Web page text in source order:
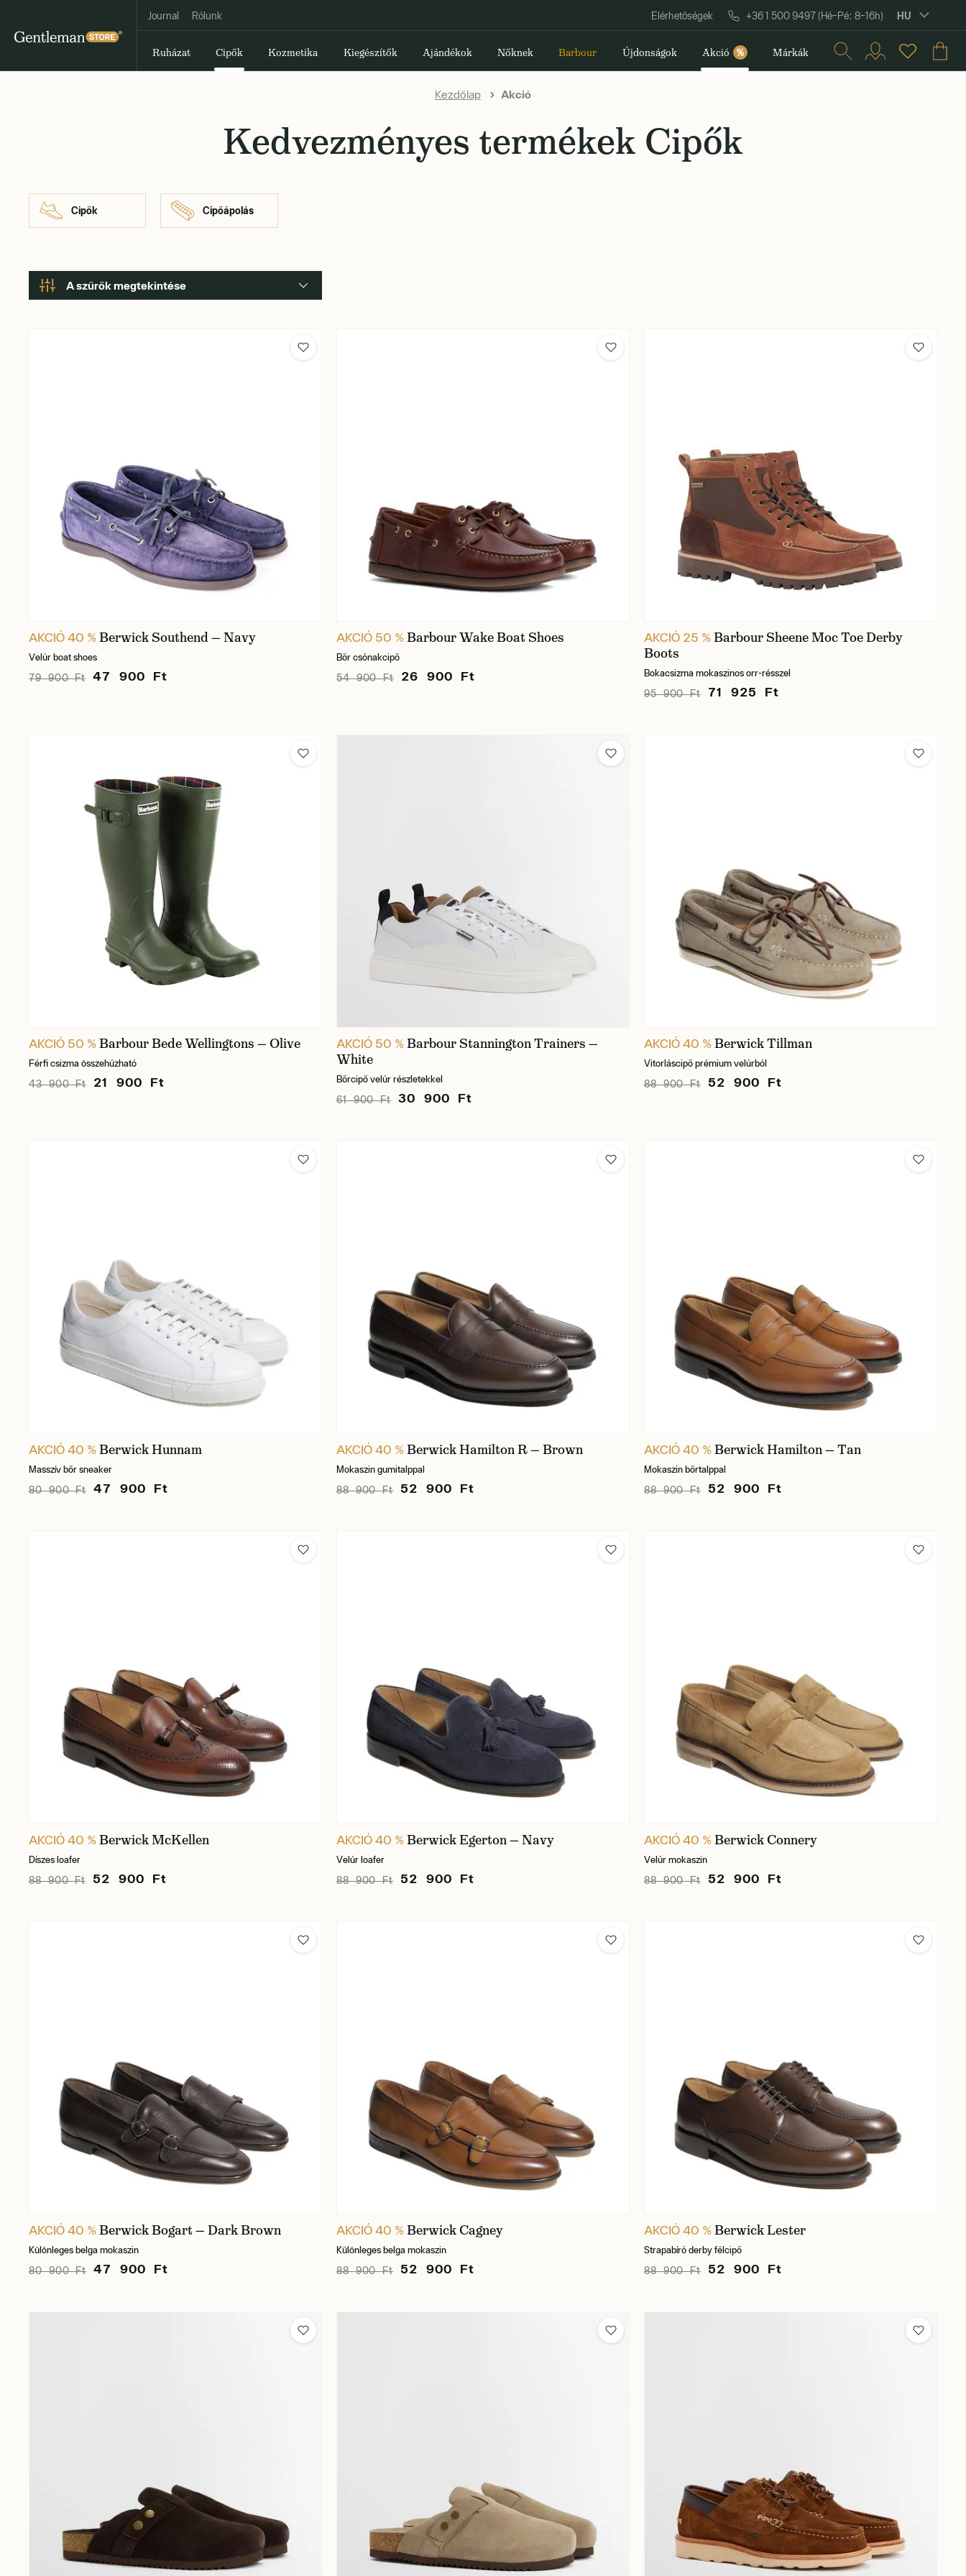
Journal Rólunk Elérhetőségek +36 1 500 9497 (Hé–Pé: 8–16h) HU
Ruházat Cipők Kozmetika Kiegészítők Ajándékok Nőknek Barbour Újdonságok Akció % Márkák
Kezdőlap Akció
Kedvezményes termékek Cipők
Cipők Cipőápolás
A szűrők megtekintése
AKCIÓ 40 %Berwick Southend — Navy
Velúr boat shoes
79 900 Ft 47 900 Ft
AKCIÓ 50 %Barbour Wake Boat Shoes
Bőr csónakcipő
54 900 Ft 26 900 Ft
AKCIÓ 25 %Barbour Sheene Moc Toe Derby
Boots
Bokacsizma mokaszinos orr-résszel
95 900 Ft 71 925 Ft
AKCIÓ 50 %Barbour Bede Wellingtons — Olive
Férfi csizma összehúzható
43 900 Ft 21 900 Ft
AKCIÓ 50 %Barbour Stannington Trainers —
White
Bőrcipő velúr részletekkel
61 900 Ft 30 900 Ft
AKCIÓ 40 %Berwick Tillman
Vitorláscipő prémium velúrból
88 900 Ft 52 900 Ft
AKCIÓ 40 %Berwick Hunnam
Masszív bőr sneaker
80 900 Ft 47 900 Ft
AKCIÓ 40 %Berwick Hamilton R — Brown
Mokaszin gumitalppal
88 900 Ft 52 900 Ft
AKCIÓ 40 %Berwick Hamilton — Tan
Mokaszin bőrtalppal
88 900 Ft 52 900 Ft
AKCIÓ 40 %Berwick McKellen
Díszes loafer
88 900 Ft 52 900 Ft
AKCIÓ 40 %Berwick Egerton — Navy
Velúr loafer
88 900 Ft 52 900 Ft
AKCIÓ 40 %Berwick Connery
Velúr mokaszin
88 900 Ft 52 900 Ft
AKCIÓ 40 %Berwick Bogart — Dark Brown
Különleges belga mokaszin
80 900 Ft 47 900 Ft
AKCIÓ 40 %Berwick Cagney
Különleges belga mokaszin
88 900 Ft 52 900 Ft
AKCIÓ 40 %Berwick Lester
Strapabíró derby félcipő
88 900 Ft 52 900 Ft